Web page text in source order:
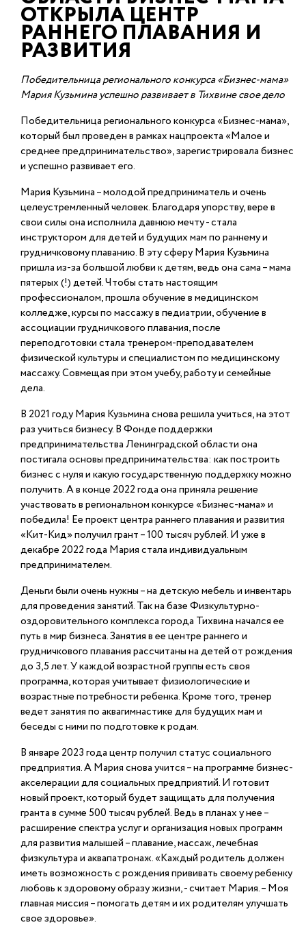
ОТКРЫЛА ЦЕНТР
РАННЕГО ПЛАВАНИЯ И
РАЗВИТИЯ
Победительница регионального конкурса «Бизнес-мама»
Мария Кузьмина успешноразвивает в Тихвине свое дело
Победительница регионального конкурса «Бизнес-мама»,
который был проведен в рамках нацпроекта «Малое и
среднее предпринимательство», зарегистрировала бизнес
и успешно развивает его.
Мария Кузьмина – молодой предприниматель и очень
целеустремленный человек. Благодаря упорству, вере в
свои силы она исполнила давнюю мечту - стала
инструктором для детей и будущих мам по раннему и
грудничковому плаванию. В эту сферу Мария Кузьмина
пришла из-за большой любви к детям, ведь она сама – мама
пятерых (!) детей. Чтобы стать настоящим
профессионалом, прошла обучение в медицинском
колледже, курсы по массажу в педиатрии, обучение в
ассоциации грудничкового плавания, после
переподготовки стала тренером-преподавателем
физической культуры и специалистом по медицинскому
массажу. Совмещая при этом учебу, работу и семейные
дела.
В 2021 году Мария Кузьмина снова решила учиться, на этот
раз учиться бизнесу. В Фонде поддержки
предпринимательства Ленинградской области она
постигала основы предпринимательства: как построить
бизнес с нуля и какую государственную поддержку можно
получить. А в конце 2022 года она приняла решение
участвовать в региональном конкурсе «Бизнес-мама» и
победила! Ее проект центра раннего плавания и развития
«Кит-Кид» получил грант – 100 тысяч рублей. И уже в
декабре 2022 года Мария стала индивидуальным
предпринимателем.
Деньги были очень нужны – на детскую мебель и инвентарь
для проведения занятий. Так на базе Физкультурно-
оздоровительного комплекса города Тихвина начался ее
путь в мир бизнеса. Занятия в ее центре раннего и
грудничкового плавания рассчитаны на детей от рождения
до 3,5 лет. У каждой возрастной группы есть своя
программа, которая учитывает физиологические и
возрастные потребности ребенка. Кроме того, тренер
ведет занятия по аквагимнастике для будущих мам и
беседы с ними по подготовке к родам.
В январе 2023 года центр получил статус социального
предприятия. А Мария снова учится – на программе бизнес-
акселерации для социальных предприятий. И готовит
новый проект, который будет защищать для получения
гранта в сумме 500 тысяч рублей. Ведь в планах у нее –
расширение спектра услуг и организация новых программ
для развития малышей – плавание, массаж, лечебная
физкультура и аквапатронаж. «Каждый родитель должен
иметь возможность с рождения прививать своему ребенку
любовь к здоровому образу жизни, - считает Мария. – Моя
главная миссия – помогать детям и их родителям улучшать
свое здоровье».